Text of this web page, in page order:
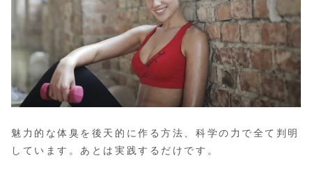
魅力的な体臭を後天的に作る方法、科学の力で全て判明
しています。あとは実践するだけです。